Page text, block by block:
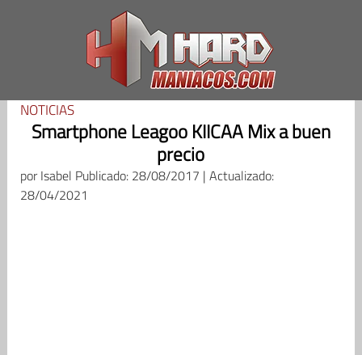
NOTICIAS
Smartphone Leagoo KIICAA Mix a buen
precio
porIsabel Publicado: 28/08/2017 | Actualizado:
28/04/2021